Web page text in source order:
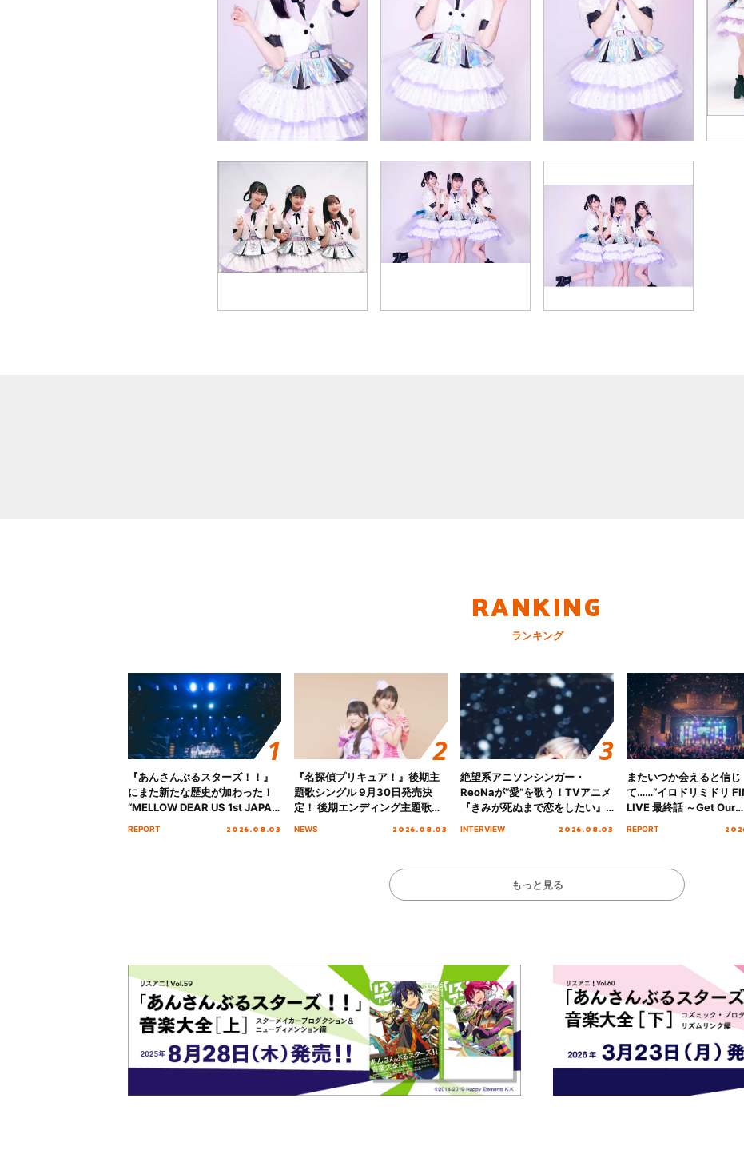
RANKING
ランキング
『あんさんぶるスターズ！！』
にまた新たな歴史が加わった！
“MELLOW DEAR US 1st JAPAN
REPORT 2026.08.03
『名探偵プリキュア！』後期主
題歌シングル 9月30日発売決
定！ 後期エンディング主題歌
NEWS 2026.08.03
絶望系アニソンシンガー・
ReoNaが“愛”を歌う！TVアニメ
『きみが死ぬまで恋をしたい』
INTERVIEW 2026.08.03
またいつか会えると信じ
て……“イロドリミドリ
LIVE 最終話 ～Get Our
REPORT
もっと見る